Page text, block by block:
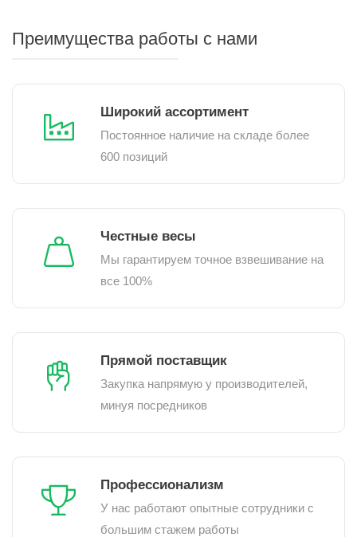
Преимущества работы с нами
Широкий ассортимент
Постоянное наличие на складе более
600 позиций
Честные весы
Мы гарантируем точное взвешивание на
все 100%
Прямой поставщик
Закупка напрямую у производителей,
минуя посредников
Профессионализм
У нас работают опытные сотрудники с
большим стажем работы